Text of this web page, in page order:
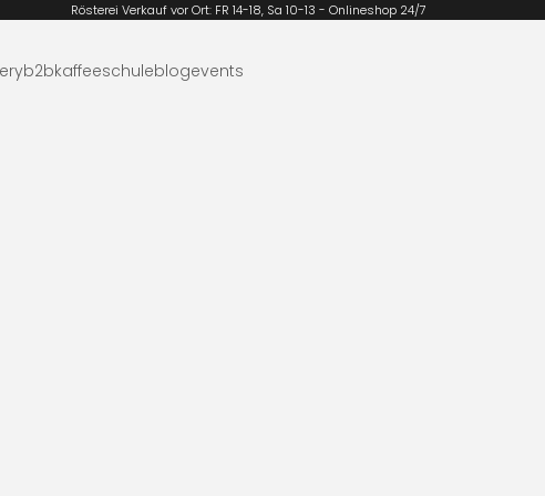
Rösterei Verkauf vor Ort: FR 14-18, Sa 10-13 - Onlineshop 24/7
b2bkaffeeschuleblogevents